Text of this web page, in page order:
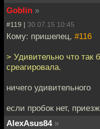
Goblin »
#119 | 30.07.15 10:45
Кому: пришелец, #116
> Удивительно что так
среагировала.
ничего удивительного
если пробок нет,
AlexAsus84 »